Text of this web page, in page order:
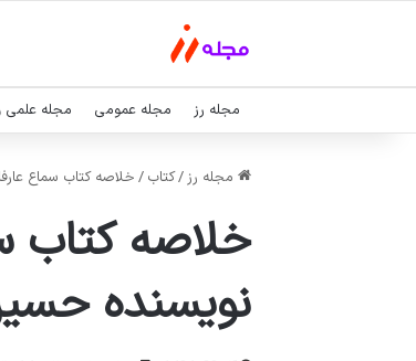
مجله رز مجله عمومی مجله علمی
مجله رز/کتاب / خلاصه کتاب سماع
خلاصه کتاب
نویسنده